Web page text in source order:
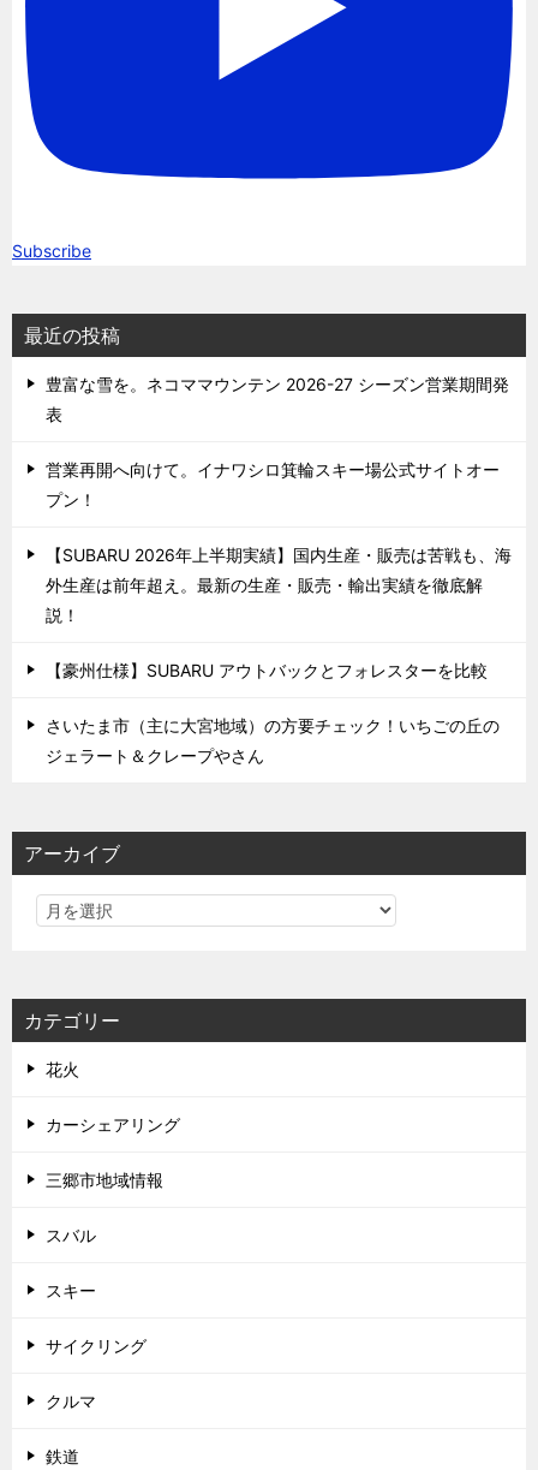
Subscribe
最近の投稿
豊富な雪を。ネコママウンテン 2026-27 シーズン営業期間発
表
営業再開へ向けて。イナワシロ箕輪スキー場公式サイトオー
プン！
【SUBARU 2026年上半期実績】国内生産・販売は苦戦も、海
外生産は前年超え。最新の生産・販売・輸出実績を徹底解
説！
【豪州仕様】SUBARU アウトバックとフォレスターを比較
さいたま市（主に大宮地域）の方要チェック！いちごの丘の
ジェラート＆クレープやさん
アーカイブ
カテゴリー
花火
カーシェアリング
三郷市地域情報
スバル
スキー
サイクリング
クルマ
鉄道